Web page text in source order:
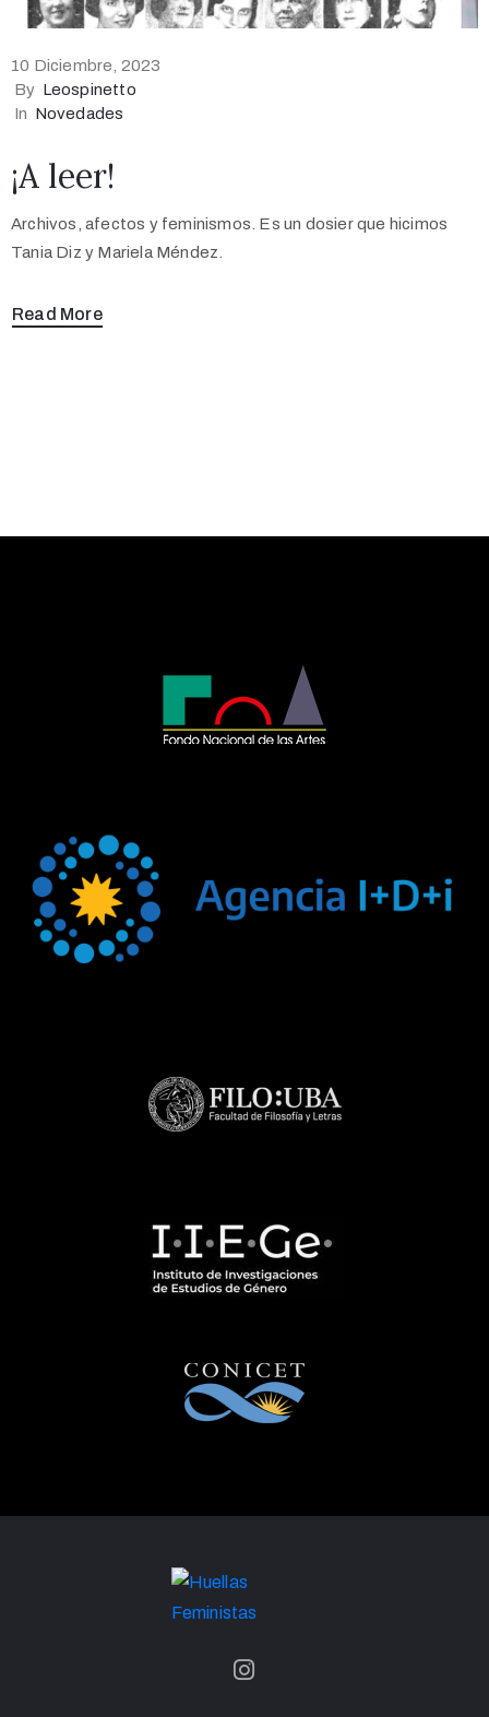
10 Diciembre, 2023
By Leospinetto
In Novedades
¡A leer!
Archivos, afectos y feminismos. Es un dosier que hicimos
Tania Diz y Mariela Méndez.
Read More